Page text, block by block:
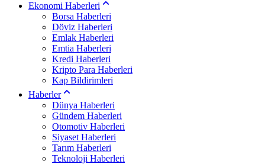
Ekonomi Haberleri
Borsa Haberleri
Döviz Haberleri
Emlak Haberleri
Emtia Haberleri
Kredi Haberleri
Kripto Para Haberleri
Kap Bildirimleri
Haberler
Dünya Haberleri
Gündem Haberleri
Otomotiv Haberleri
Siyaset Haberleri
Tarım Haberleri
Teknoloji Haberleri